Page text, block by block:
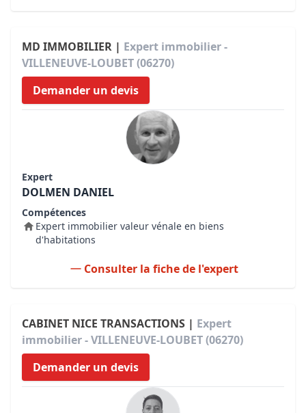
MD IMMOBILIER | Expert immobilier -
VILLENEUVE-LOUBET (06270)
Demander un devis
Expert
DOLMEN DANIEL
Compétences
Expert immobilier valeur vénale en biens
d'habitations
Consulter la fiche de l'expert
CABINET NICE TRANSACTIONS | Expert
immobilier - VILLENEUVE-LOUBET (06270)
Demander un devis